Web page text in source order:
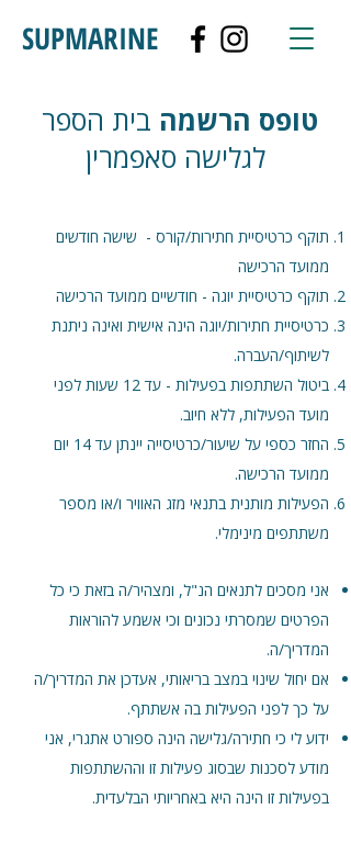
SUPMARINE
טופס הרשמה בית הספר
לגלישה סאפמרין
תוקף כרטיסיית חתירות/קורס - שישה חודשים
ממועד הרכישה
תוקף כרטיסיית יוגה - חודשיים ממועד הרכישה
כרטיסיית חתירות/יוגה הינה אישית ואינה ניתנת
לשיתוף/העברה.
ביטול השתתפות בפעילות - עד 12 שעות לפני
מועד הפעילות, ללא חיוב.
החזר כספי על שיעור/כרטיסייה יינתן עד 14 יום
ממועד הרכישה.
הפעילות מותנית בתנאי מזג האוויר ו/או מספר
משתתפים מינימלי.
אני מסכים לתנאים הנ"ל, ומצהיר/ה בזאת כי כל
הפרטים שמסרתי נכונים וכי אשמע להוראות
המדריך/ה.
אם יחול שינוי במצב בריאותי, אעדכן את המדריך/ה
על כך לפני הפעילות בה אשתתף.
ידוע לי כי חתירה/גלישה הינה ספורט אתגרי, אני
מודע לסכנות שבסוג פעילות זו וההשתתפות
בפעילות זו הינה היא באחריותי הבלעדית.